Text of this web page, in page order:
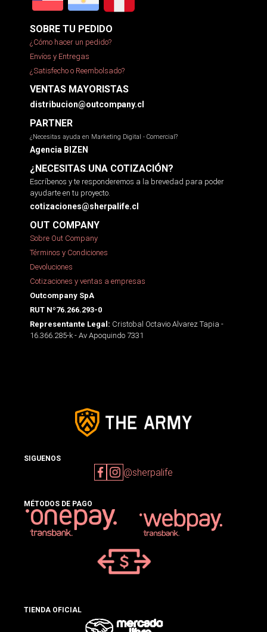
SOBRE TU PEDIDO
¿Cómo hacer un pedido?
Envíos y Entregas
¿Satisfecho o Reembolsado?
VENTAS MAYORISTAS
distribucion@outcompany.cl
PARTNER
¿Necesitas ayuda en Marketing Digital - Comercial?
Agencia BIZEN
¿NECESITAS UNA COTIZACIÓN?
Escríbenos y te responderemos a la brevedad para poder
ayudarte en tu proyecto.
cotizaciones@sherpalife.cl
OUT COMPANY
Sobre Out Company
Términos y Condiciones
Devoluciones
Cotizaciones y ventas a empresas
Outcompany SpA
RUT Nº76.266.293-0
Representante Legal: Cristobal Octavio Alvarez Tapia -
16.366.285-k - Av Apoquindo 7331
SIGUENOS
@sherpalife
MÉTODOS DE PAGO
TIENDA OFICIAL